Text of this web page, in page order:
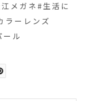
メガネ#生活に
ラーレンズ
ル